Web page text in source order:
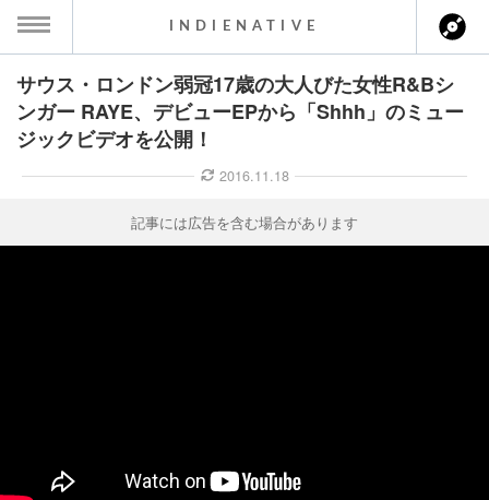
MENU
ス一覧
ト情報
INDIENATIVE
サウス・ロンドン弱冠17歳の大人びた女性R&Bシ
ンガー RAYE、デビューEPから「Shhh」のミュー
ジックビデオを公開！
2016.11.18
記事には広告を含む場合があります